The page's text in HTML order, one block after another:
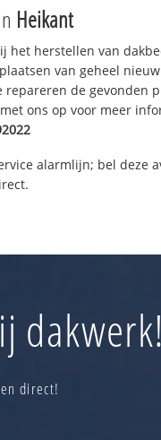
Heikant
het herstellen van
van geheel
repareren de gevonden
ons op voor meer
alarmlijn; bel deze
dakwerk!
direct!